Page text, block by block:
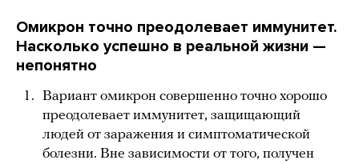
Омикрон точно преодолевает иммунитет.
Насколько успешно в реальной жизни —
непонятно
Вариант омикрон совершенно точно хорошо
преодолевает иммунитет, защищающий
людей от заражения и симптоматической
болезни. Вне зависимости от того, получен